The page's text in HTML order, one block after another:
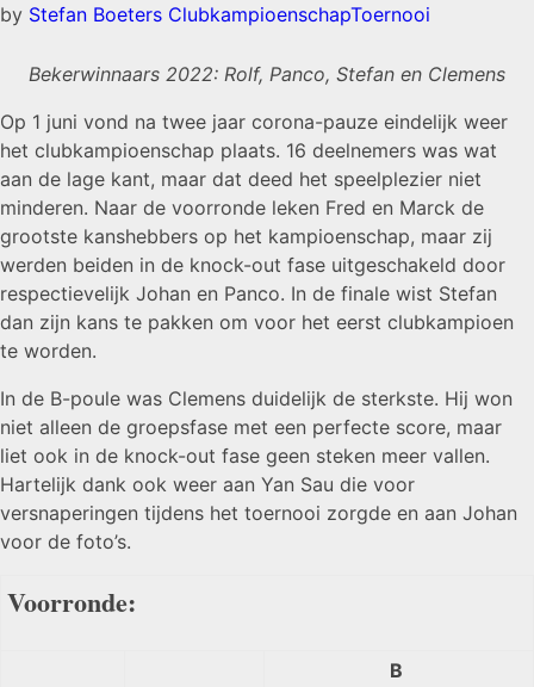
by Stefan Boeters ClubkampioenschapToernooi
Bekerwinnaars 2022: Rolf, Panco, Stefan en Clemens
Op 1 juni vond na twee jaar corona-pauze eindelijk weer
het clubkampioenschap plaats. 16 deelnemers was wat
aan de lage kant, maar dat deed het speelplezier niet
minderen. Naar de voorronde leken Fred en Marck de
grootste kanshebbers op het kampioenschap, maar zij
werden beiden in de knock-out fase uitgeschakeld door
respectievelijk Johan en Panco. In de finale wist Stefan
dan zijn kans te pakken om voor het eerst clubkampioen
te worden.
In de B-poule was Clemens duidelijk de sterkste. Hij won
niet alleen de groepsfase met een perfecte score, maar
liet ook in de knock-out fase geen steken meer vallen.
Hartelijk dank ook weer aan Yan Sau die voor
versnaperingen tijdens het toernooi zorgde en aan Johan
voor de foto’s.
Voorronde:
B